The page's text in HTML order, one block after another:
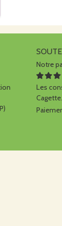
Notre
Les